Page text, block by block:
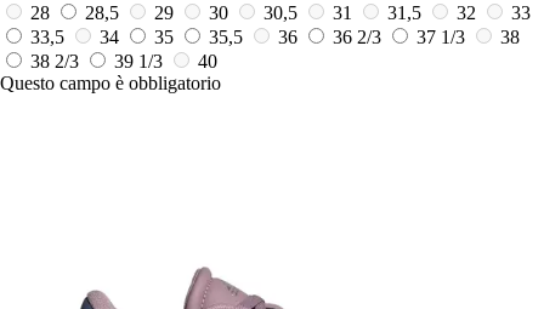
28
28,5 29 30 30,5 31 31,5 32
33
33,5
34 35 35,5 36 36 2/3 37 1/3
38
38 2/3
39 1/3
40
Questo campo è obbligatorio